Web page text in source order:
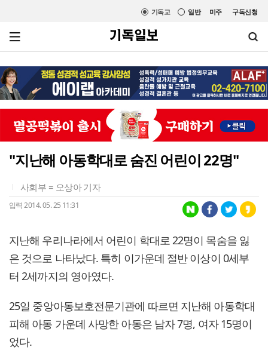
미주 구독신청
일반
기독교
"지난해 아동학대로 숨진 어린이 22명"
사회부 = 오상아 기자
입력 2014. 05. 25 11:31
지난해 우리나라에서 어린이 학대로 22명이 목숨을 잃
은 것으로 나타났다. 특히 이가운데 절반 이상이 0세부
터 2세까지의 영아였다.
25일 중앙아동보호전문기관에 따르면 지난해 아동학대
피해 아동 가운데 사망한 아동은 남자 7명, 여자 15명이
었다.